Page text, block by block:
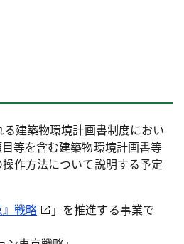
建築物環境計画書制度におい
等を含む建築物環境計画書等
作方法について説明する予定
』戦略
」を推進する事業で